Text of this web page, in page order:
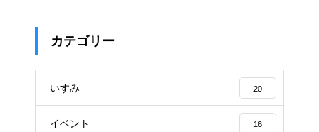
カテゴリー
いすみ 20
イベント 16